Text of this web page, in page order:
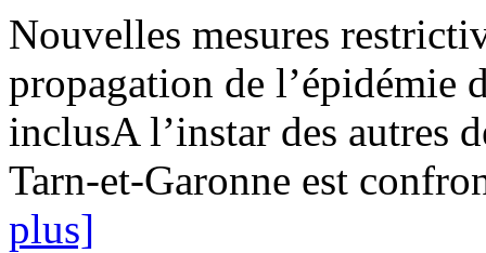
Nouvelles mesures
propagation de
inclusA l’instar des autres
Tarn-et-Garonne est
plus]